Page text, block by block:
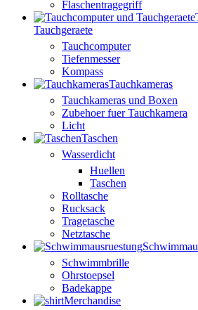
Flaschentragegriff
Tauchgeraete
Tauchcomputer
Tiefenmesser
Kompass
Tauchkameras
Tauchkameras und Boxen
Zubehoer fuer Tauchkamera
Licht
Taschen
Wasserdicht
Huellen
Taschen
Rolltasche
Rucksack
Tragetasche
Netztasche
Schwimmbrille
Ohrstoepsel
Badekappe
Merchandise